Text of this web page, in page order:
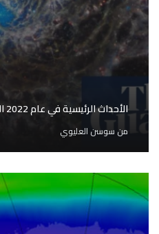
الأحداث الرئيسية في عام 2022 التي شكلت استكشاف الفضاء
من سوسن العليوي